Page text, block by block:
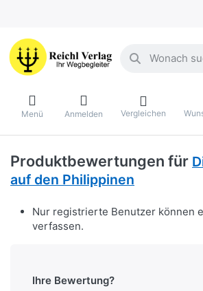
Geben Sie
Menü Anmelden Vergleichen
Produktbewertungen für
auf den Philippinen
Nur registrierte Benutzer können
verfassen.
Ihre Bewertung?